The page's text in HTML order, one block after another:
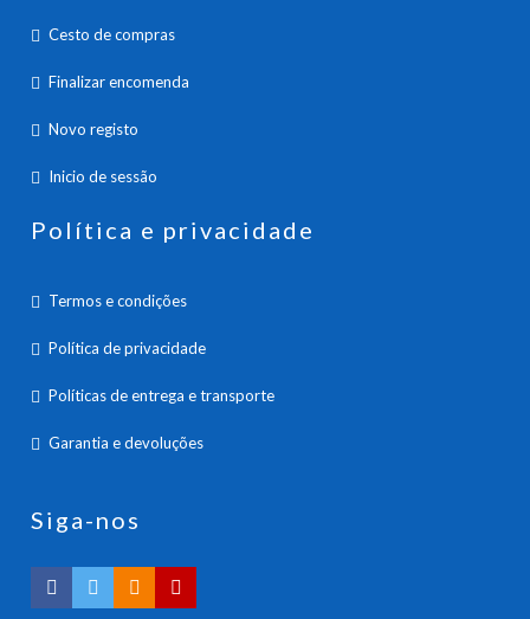
Cesto de compras
Finalizar encomenda
Novo registo
Inicio de sessão
Política e privacidade
Termos e condições
Política de privacidade
Políticas de entrega e transporte
Garantia e devoluções
Siga-nos